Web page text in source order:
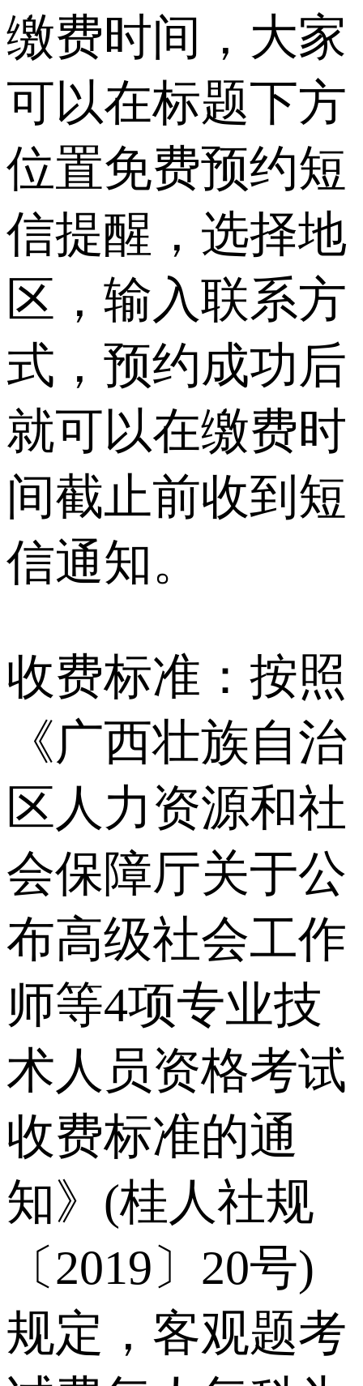
缴费时间，大家
可以在标题下方
位置免费预约短
信提醒，选择地
区，输入联系方
式，预约成功后
就可以在缴费时
间截止前收到短
信通知。
收费标准：按照
《广西壮族自治
区人力资源和社
会保障厅关于公
布高级社会工作
师等4项专业技
术人员资格考试
收费标准的通
知》(桂人社规
〔2019〕20号)
规定，客观题考